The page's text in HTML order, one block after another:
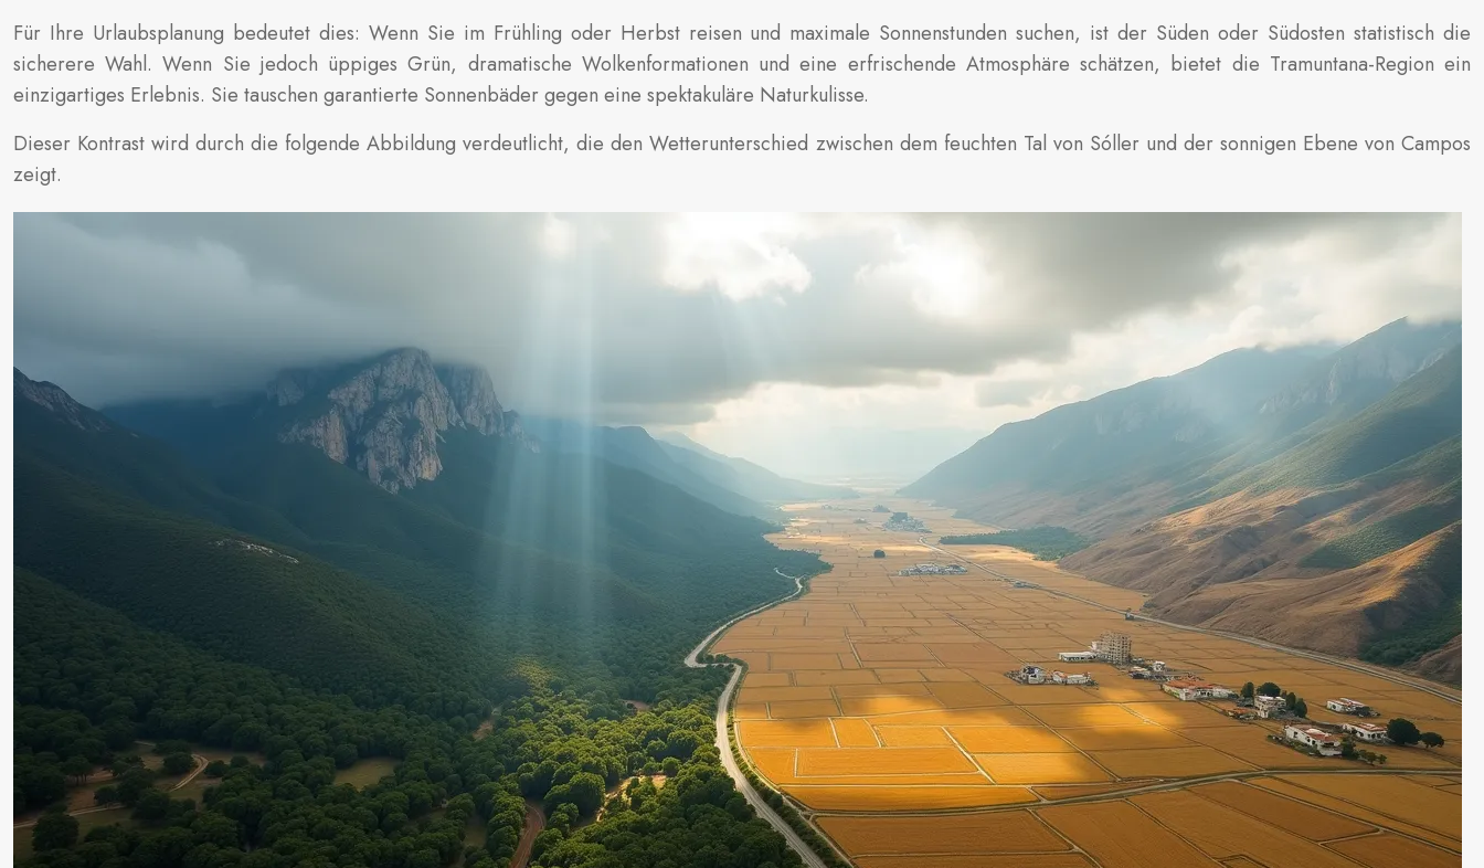
Für Ihre Urlaubsplanung bedeutet dies: Wenn Sie im Frühling oder Herbst reisen und maximale Sonnenstunden suchen, ist der Süden oder Südosten statistisch die
sicherere Wahl. Wenn Sie jedoch üppiges Grün, dramatische Wolkenformationen und eine erfrischende Atmosphäre schätzen, bietet die Tramuntana-Region ein
einzigartiges Erlebnis. Sie tauschen garantierte Sonnenbäder gegen eine spektakuläre Naturkulisse.
Dieser Kontrast wird durch die folgende Abbildung verdeutlicht, die den Wetterunterschied zwischen dem feuchten Tal von Sóller und der sonnigen Ebene von Campos
zeigt.